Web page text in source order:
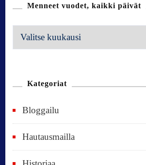
Menneet vuodet, kaikki päivät
M
e
e
v
Kategoriat
Bloggailu
Hautausmailla